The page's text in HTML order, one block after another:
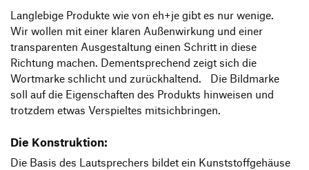
Langlebige Produkte wie von eh+je gibt es nur wenige.
Wir wollen mit einer klaren Außenwirkung und einer
transparenten Ausgestaltung einen Schritt in diese
Richtung machen. Dementsprechend zeigt sich die
Wortmarke schlicht und zurückhaltend. Die Bildmarke
soll auf die Eigenschaften des Produkts hinweisen und
trotzdem etwas Verspieltes mitsichbringen.
Die Konstruktion:
Die Basis des Lautsprechers bildet ein Kunststoffgehäuse